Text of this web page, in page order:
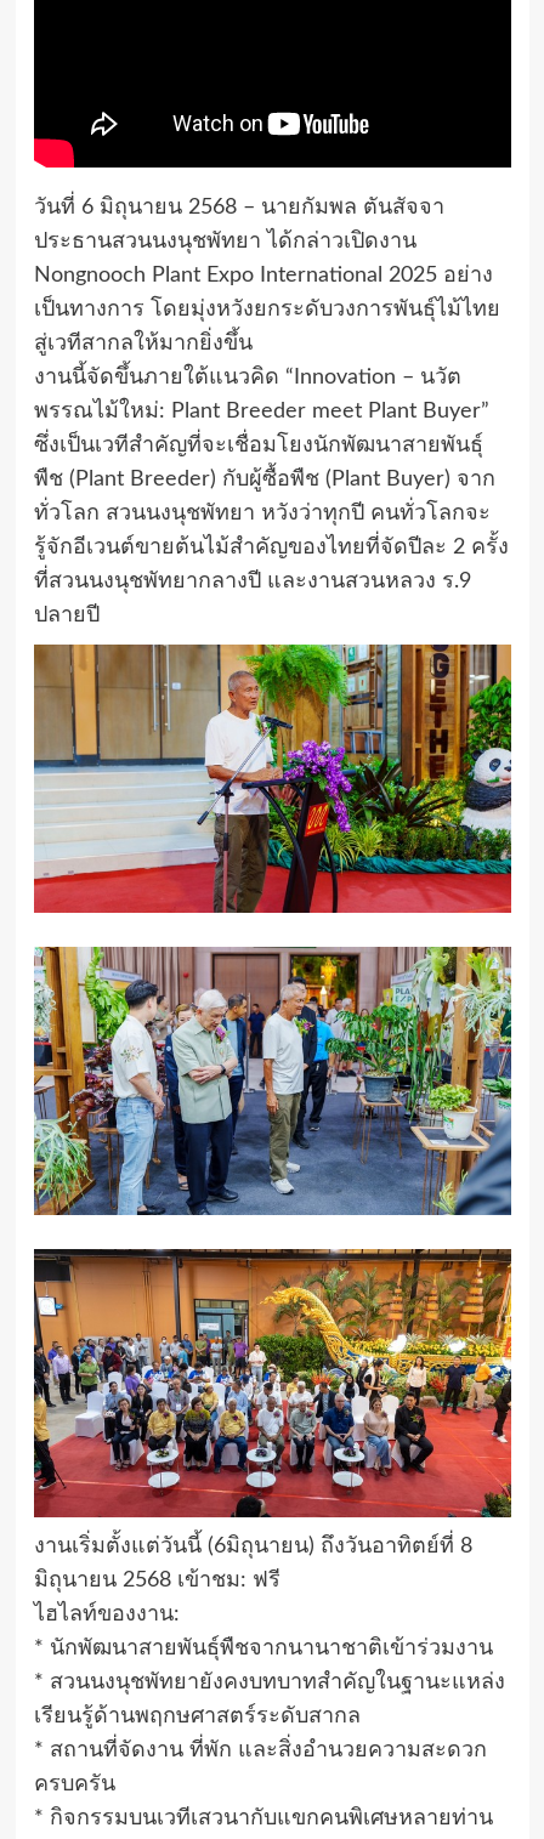
วันที่ 6 มิถุนายน 2568 – นายกัมพล ตันสัจจา
ประธานสวนนงนุชพัทยา ได้กล่าวเปิดงาน
Nongnooch Plant Expo International 2025 อย่าง
เป็นทางการ โดยมุ่งหวังยกระดับวงการพันธุ์ไม้ไทย
สู่เวทีสากลให้มากยิ่งขึ้น
งานนี้จัดขึ้นภายใต้แนวคิด “Innovation – นวัต
พรรณไม้ใหม่: Plant Breeder meet Plant Buyer”
ซึ่งเป็นเวทีสำคัญที่จะเชื่อมโยงนักพัฒนาสายพันธุ์
พืช (Plant Breeder) กับผู้ซื้อพืช (Plant Buyer) จาก
ทั่วโลก สวนนงนุชพัทยา หวังว่าทุกปี คนทั่วโลกจะ
รู้จักอีเวนต์ขายต้นไม้สำคัญของไทยที่จัดปีละ 2 ครั้ง
ที่สวนนงนุชพัทยากลางปี และงานสวนหลวง ร.9
ปลายปี
งานเริ่มตั้งแต่วันนี้ (6มิถุนายน) ถึงวันอาทิตย์ที่ 8
มิถุนายน 2568 เข้าชม: ฟรี
ไฮไลท์ของงาน:
* นักพัฒนาสายพันธุ์พืชจากนานาชาติเข้าร่วมงาน
* สวนนงนุชพัทยายังคงบทบาทสำคัญในฐานะแหล่ง
เรียนรู้ด้านพฤกษศาสตร์ระดับสากล
* สถานที่จัดงาน ที่พัก และสิ่งอำนวยความสะดวก
ครบครัน
* กิจกรรมบนเวทีเสวนากับแขกคนพิเศษหลายท่าน